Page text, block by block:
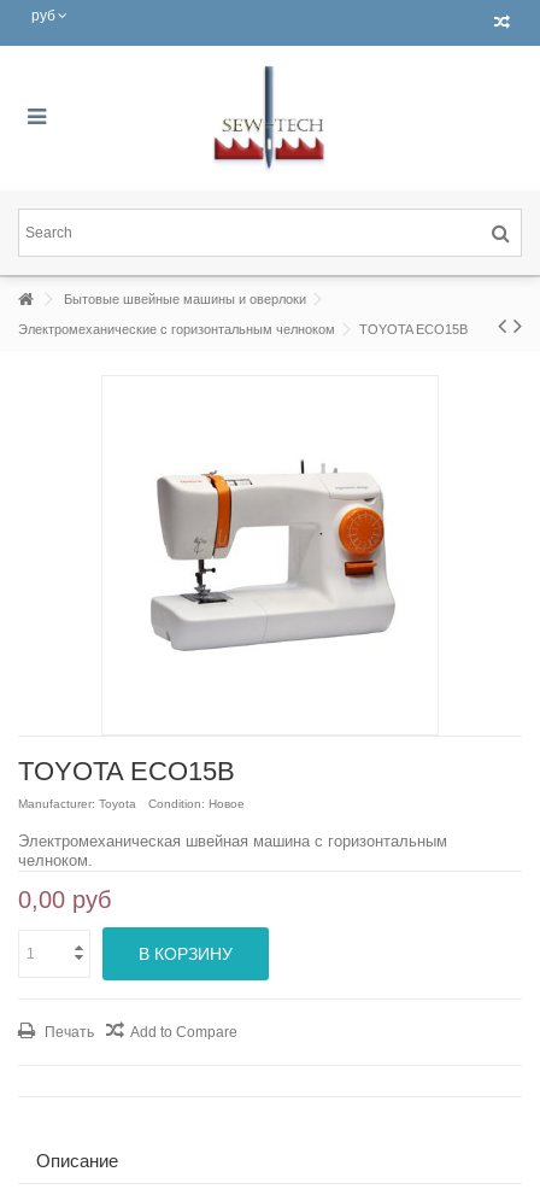
руб
Бытовые швейные машины и оверлоки
Электромеханические с горизонтальным челноком TOYOTA ECO15B
TOYOTA ECO15B
Manufacturer: Toyota Condition: Новое
Электромеханическая швейная машина с горизонтальным
челноком.
0,00 руб
В КОРЗИНУ
Печать Add to Compare
Описание